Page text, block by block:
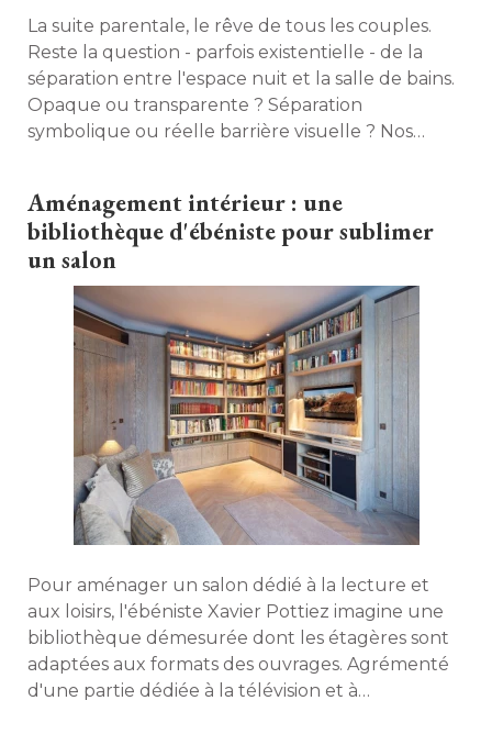
La suite parentale, le rêve de tous les couples.
Reste la question - parfois existentielle - de la
séparation entre l'espace nuit et la salle de bains.
Opaque ou transparente ? Séparation
symbolique ou réelle barrière visuelle ? Nos
Aménagement intérieur : une
bibliothèque d'ébéniste pour sublimer
un salon
Pour aménager un salon dédié à la lecture et
aux loisirs, l'ébéniste Xavier Pottiez imagine une
bibliothèque démesurée dont les étagères sont
adaptées aux formats des ouvrages. Agrémenté
d'une partie dédiée à la télévision et à